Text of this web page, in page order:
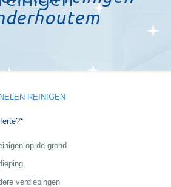
REINIGEN
op de grond
verdiepingen